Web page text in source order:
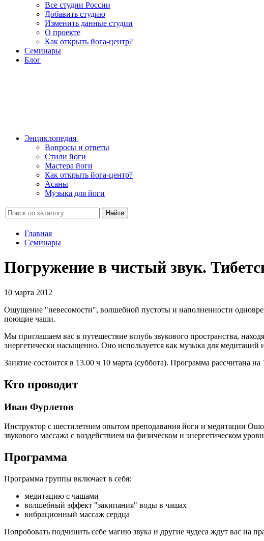
Все студии России
Добавить студию
Изменить данные студии
О проекте
Как открыть йога-центр?
Семинары
Блог
Энциклопедия
Вопросы и ответы
Стили йоги
Мастера йоги
Как открыть йога-центр?
Асаны
Музыка для йоги
Найти
Главная
Семинары
Погружение в чистый звук.
10 марта 2012
Ощущение "невесомости", волшебной пустоты и наполненности
поющие чаши.
Мы приглашаем вас в путешествие вглубь звукового пространства,
энергетически насыщенно. Оно используется как музыка для медитаций
Занятие состоится в 13.00 ч 10 марта (суббота). Программа рассчитана на
Кто проводит
Иван Фурлетов
Инструктор с шестилетним опытом преподавания йоги и медитации
звукового массажа с воздействием на физическом и энергетическом
Программа
Программа группы включает в себя:
медитацию с чашами
волшебный эффект "закипания" воды в чашах
вибрационный массаж сердца
Попробовать подчинить себе магию звука и другие чудеса ждут вас на